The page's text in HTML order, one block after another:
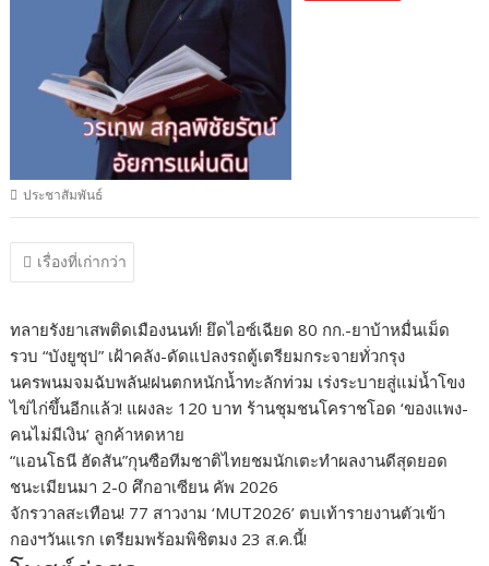
ประชาสัมพันธ์
แนะแนว
เรื่อง
เรื่องที่เก่ากว่า
ทลายรังยาเสพติดเมืองนนท์! ยึดไอซ์เฉียด 80 กก.-ยาบ้าหมื่นเม็ด
รวบ “บังยูซุป” เฝ้าคลัง-ดัดแปลงรถตู้เตรียมกระจายทั่วกรุง
นครพนมจมฉับพลัน!ฝนตกหนักน้ำทะลักท่วม เร่งระบายสู่แม่น้ำโขง
ไข่ไก่ขึ้นอีกแล้ว! แผงละ 120 บาท ร้านชุมชนโคราชโอด ‘ของแพง-
คนไม่มีเงิน’ ลูกค้าหดหาย
“แอนโธนี ฮัดสัน”กุนซือทีมชาติไทยชมนักเตะทำผลงานดีสุดยอด
ชนะเมียนมา 2-0 ศึกอาเซียน คัพ 2026
จักรวาลสะเทือน! 77 สาวงาม ‘MUT2026’ ตบเท้ารายงานตัวเข้า
กองฯวันแรก เตรียมพร้อมพิชิตมง 23 ส.ค.นี้!